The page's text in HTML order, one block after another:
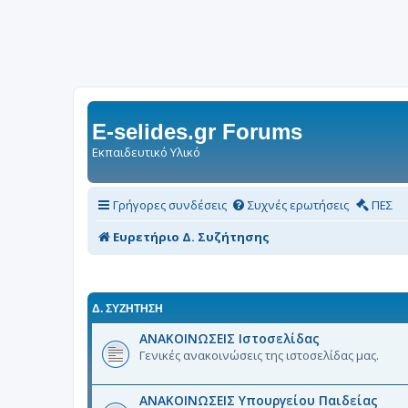
E-selides.gr Forums
Εκπαιδευτικό Υλικό
Γρήγορες συνδέσεις Συχνές ερωτήσεις ΠΕΣ
Ευρετήριο Δ. Συζήτησης
Δ. ΣΥΖΉΤΗΣΗ
ΑΝΑΚΟΙΝΩΣΕΙΣ Ιστοσελίδας
Γενικές ανακοινώσεις της ιστοσελίδας μας.
ΑΝΑΚΟΙΝΩΣΕΙΣ Υπουργείου Παιδείας